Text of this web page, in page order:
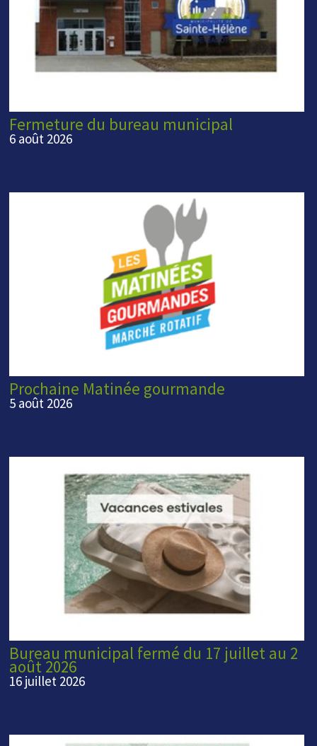
Fermeture du bureau municipal
6 août 2026
Prochaine Matinée gourmande
5 août 2026
Bureau municipal fermé du 17 juillet au 2
août 2026
16 juillet 2026